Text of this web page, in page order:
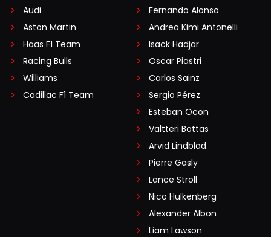
Audi
Aston Martin
Haas F1 Team
Racing Bulls
Williams
Cadillac F1 Team
Fernando Alonso
Andrea Kimi Antonelli
Isack Hadjar
Oscar Piastri
Carlos Sainz
Sergio Pérez
Esteban Ocon
Valtteri Bottas
Arvid Lindblad
Pierre Gasly
Lance Stroll
Nico Hülkenberg
Alexander Albon
Liam Lawson